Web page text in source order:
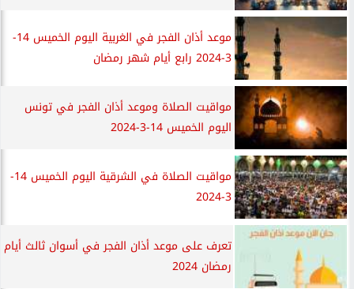
موعد أذان الفجر في الغربية اليوم الخميس 14-
3-2024 رابع أيام شهر رمضان
مواقيت الصلاة وموعد أذان الفجر في تونس
اليوم الخميس 14-3-2024
مواقيت الصلاة في الشرقية اليوم الخميس 14-
3-2024
تعرف على موعد أذان الفجر في أسوان ثالث أيام
رمضان 2024